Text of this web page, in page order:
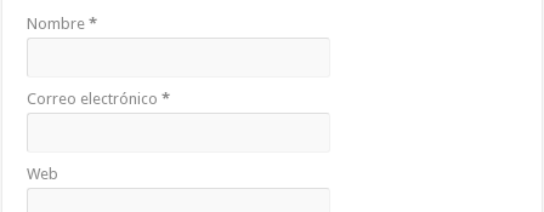
Nombre*
Correo electrónico*
Web